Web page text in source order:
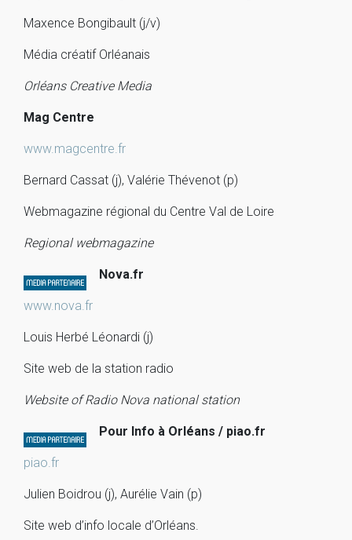
Maxence Bongibault (j/v)
Média créatif Orléanais
Orléans Creative Media
Mag Centre
www.magcentre.fr
Bernard Cassat (j), Valérie Thévenot (p)
Webmagazine régional du Centre Val de Loire
Regional webmagazine
Nova.fr
www.nova.fr
Louis Herbé Léonardi (j)
Site web de la station radio
Website of Radio Nova national station
Pour Info à Orléans / piao.fr
piao.fr
Julien Boidrou (j), Aurélie Vain (p)
Site web d’info locale d’Orléans.